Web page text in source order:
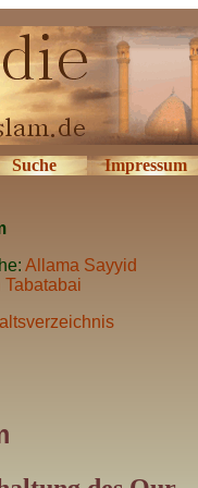
Suche Impressum
Allama Sayyid
Tabatabai